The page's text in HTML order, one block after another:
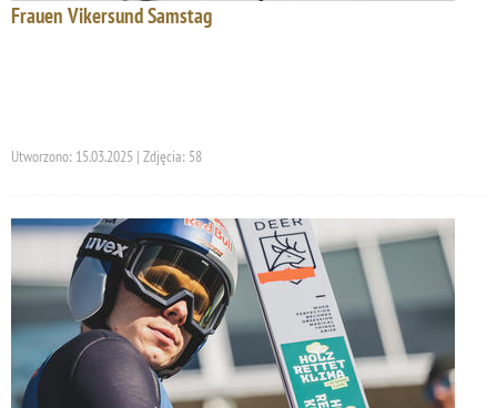
Frauen Vikersund Samstag
Utworzono: 15.03.2025 | Zdjęcia: 58